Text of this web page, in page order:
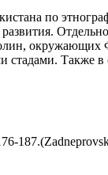
по
Также в